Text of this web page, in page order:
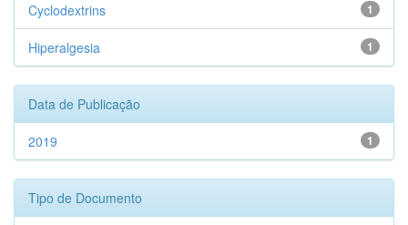
1
Cyclodextrins
1
Hiperalgesia
Data de Publicação
1
2019
Tipo de Documento